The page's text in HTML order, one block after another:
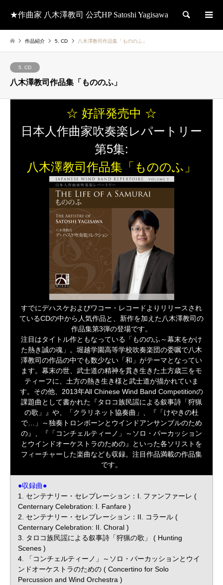
★作曲家 八木澤教司 公式HP Satoshi Yagisawa 検索
作品紹介 5. CD 八木澤教司作品集「もののふ」
5. CD
八木澤教司作品集「もののふ」
☆ 好評発売中 ☆
日本人作曲家吹奏楽レパートリー
第5集:
八木澤教司作品集「もののふ」
すでにデハスケおよびワコー・レコードよりリリースされ
ているCDの中から人気作品と、新作を加えた八木澤教司の
作品集第3弾の登場です。
注目はタイトル作ともなっている「もののふ～幕末をかけ
た熱き誠の魂」。堀越学園高等学校吹奏楽団の委嘱で八木
澤教司の作品の中でも数少ない「和」がテーマとなってい
ます。幕末の世、武士道の精神を貫き生きた土方歳三をモ
ティーフに、土方の熱き生き様と武士道が描かれていま
す。その他、2013年All Chinese Wind Band Competitionの
課題曲として書かれた『タロコ族民謡による叙事詩「狩猟
の歌」』や、「クラリネット協奏曲」、『「けやきの杜
で…」～独奏トロンボーンとウインドアンサンブルのため
の』、『「コンチェルティーノ」～ソロ・パーカッション
とウインドオーケストラのための』といった各ソリストを
フィーチャーした楽曲なども収録。注目作品満載の作品集
です。
●収録曲●
1. センテナリー・セレブレーション：I. ファンファーレ (
Centernary Celebration: I. Fanfare )
2. センテナリー・セレブレーション：II. コラール (
Centernary Celebration: II. Choral )
3. タロコ族民謡による叙事詩「狩猟の歌」 ( Hunting
Scenes )
4. 「コンチェルティーノ」～ソロ・パーカッションとウイ
ンドオーケストラのための ( Concertino for Solo
Percussion and Wind Orchestra )